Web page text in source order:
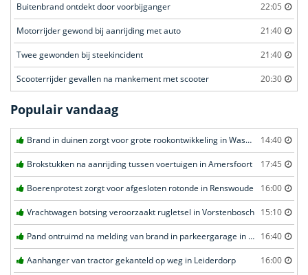
Buitenbrand ontdekt door voorbijganger 22:05
Motorrijder gewond bij aanrijding met auto 21:40
Twee gewonden bij steekincident 21:40
Scooterrijder gevallen na mankement met scooter 20:30
Populair vandaag
Brand in duinen zorgt voor grote rookontwikkeling in Wassenaar 14:40
Brokstukken na aanrijding tussen voertuigen in Amersfoort 17:45
Boerenprotest zorgt voor afgesloten rotonde in Renswoude 16:00
Vrachtwagen botsing veroorzaakt rugletsel in Vorstenbosch 15:10
Pand ontruimd na melding van brand in parkeergarage in Leeuwarden 16:40
Aanhanger van tractor gekanteld op weg in Leiderdorp 16:00